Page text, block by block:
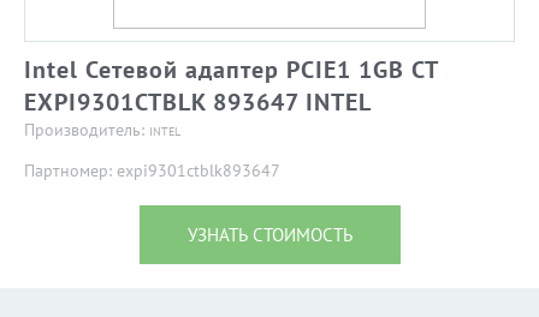
Intel Сетевой адаптер PCIE1 1GB CT
EXPI9301CTBLK 893647 INTEL
Производитель: INTEL
Партномер: expi9301ctblk893647
УЗНАТЬ СТОИМОСТЬ